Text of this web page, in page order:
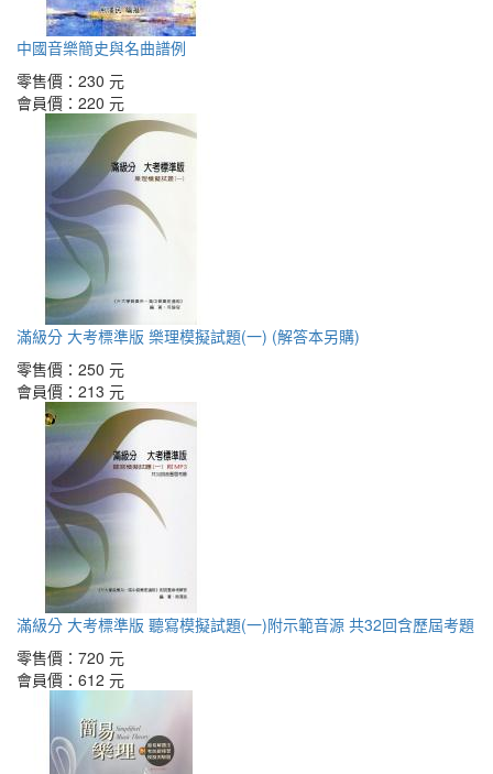
中國音樂簡史與名曲譜例
零售價： 230 元
會員價： 220 元
滿級分 大考標準版 樂理模擬試題(一) (解答本另購)
零售價： 250 元
會員價： 213 元
滿級分 大考標準版 聽寫模擬試題(一)附示範音源 共32回含歷屆考題
零售價： 720 元
會員價： 612 元